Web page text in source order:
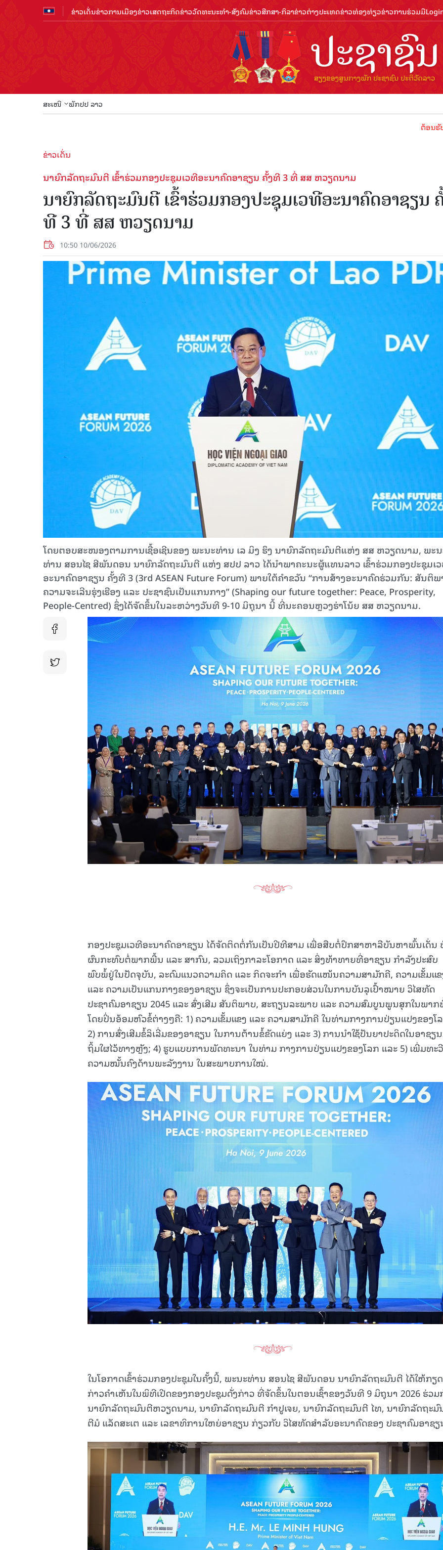
ຂ່າວເດັ່ນຂ່າວການເມືອງຂ່າວເສດຖະກິດຂ່າວວັດທະນະທຳ-ສັງຄົມຂ່າວສືກສາ-ກິລາຂ່າວຕ່າງປະເທດຂ່າວທ່ອງທ່ຽວຂ່າວການຮ່ວມມື
ສະເໜີ ພັກປປ ລາວ
ຕ້ອນຮັບປີທ່ອງທ່ຽວ
ຂ່າວເດັ່ນ
ນາຍົກລັດຖະມົນຕີ ເຂົ້າຮ່ວມກອງປະຊຸມເວທີອະນາຄົດອາຊຽນ ຄັ້ງທີ 3 ທີ່ ສສ ຫວຽດນາມ
ນາຍົກລັດຖະມົນຕີ ເຂົ້າຮ່ວມກອງປະຊຸມເວທີອະນາຄົດອາຊຽນ
ທີ 3 ທີ່ ສສ ຫວຽດນາມ
10:50 10/06/2026
ໂດຍຕອບສະໜອງຕາມການເຊື້ອເຊີນຂອງ ພະນະທ່ານ ເລ ມິງ ຮຶງ ນາຍົກລັດຖະມົນຕີແຫ່ງ ສສ ຫວຽດນາມ, ພະ
ທ່ານ ສອນໄຊ ສີພັນດອນ ນາຍົກລັດຖະມົນຕີ ແຫ່ງ ສປປ ລາວ ໄດ້ນຳພາຄະນະຜູ້ແທນລາວ ເຂົ້າຮ່ວມກອງປະຊຸມເ
ອະນາຄົດອາຊຽນ ຄັ້ງທີ 3 (3rd ASEAN Future Forum) ພາຍໃຕ້ຄໍາຂວັນ “ການສ້າງອະນາຄົດຮ່ວມກັນ: ສັນຕິພ
ຄວາມຈະເລີນຮຸ່ງເຮືອງ ແລະ ປະຊາຊົນເປັນແກນກາງ” (Shaping our future together: Peace, Prosperity,
People-Centred) ຊຶ່ງໄດ້ຈັດຂຶ້ນໃນລະຫວ່າງວັນທີ 9-10 ມິຖຸນາ ນີ້ ທີ່ນະຄອນຫຼວງຮ່າໂນ້ຍ ສສ ຫວຽດນາມ.
ກອງປະຊຸມເວທີອະນາຄົດອາຊຽນ ໄດ້ຈັດຕິດຕໍ່ກັນເປັນປີທີສາມ ເພື່ອສືບຕໍ່ປຶກສາຫາລືບັນຫາພົ້ນເດັ່ນ
ຜົນກະທົບຕໍ່ພາກພື້ນ ແລະ ສາກົນ, ລວມເຖິງກາລະໂອກາດ ແລະ ສິ່ງທ້າທາຍທີ່ອາຊຽນ ກຳລັງປະສົບ
ພົບພໍ້ຢູ່ໃນປັດຈຸບັນ, ລະດົມແນວຄວາມຄິດ ແລະ ກິດຈະກຳ ເພື່ອຮັດແໜ້ນຄວາມສາມັກຄີ, ຄວາມເຂັ້ມແ
ແລະ ຄວາມເປັນແກນກາງຂອງອາຊຽນ ຊຶ່ງຈະເປັນການປະກອບສ່ວນໃນການບັນລຸເປົ້າໝາຍ ວິໄສທັດ
ປະຊາຄົມອາຊຽນ 2045 ແລະ ສົ່ງເສີມ ສັນຕິພາບ, ສະຖຽນລະພາບ ແລະ ຄວາມສົມບູນພູນສຸກໃນພາ
ໂດຍປິ່ນອ້ອມຫົວຂໍ້ຕ່າງໆຄື: 1) ຄວາມເຂັ້ມແຂງ ແລະ ຄວາມສາມັກຄີ ໃນທ່າມກາງການປ່ຽນແປງຂອງໂ
2) ການສົ່ງເສີມຂໍ້ລິເລີ່ມຂອງອາຊຽນ ໃນການຕ້ານຂໍ້ຂັດແຍ່ງ ແລະ 3) ການນຳໃຊ້ປັນຍາປະດິດໃນອາຊຽ
ຖິ້ມໃຜໄວ້ທາງຫຼັງ; 4) ຮູບແບບການພັດທະນາ ໃນທ່າມ ກາງການປ່ຽນແປງຂອງໂລກ ແລະ 5) ເພີ່ມທະວີ
ຄວາມໝັ້ນຄົງດ້ານພະລັງງານ ໃນສະພາບການໃໝ່.
ໃນໂອກາດເຂົ້າຮ່ວມກອງປະຊຸມໃນຄັ້ງນີ້, ພະນະທ່ານ ສອນໄຊ ສີພັນດອນ ນາຍົກລັດຖະມົນຕີ ໄດ້ໃຫ້ກຽດ
ກ່າວຄໍາເຫັນໃນພິທີເປີດຂອງກອງປະຊຸມດັ່ງກ່າວ ທີ່ຈັດຂຶ້ນໃນຕອນເຊົ້າຂອງວັນທີ 9 ມິຖຸນາ 2026 ຮ່ວມ
ນາຍົກລັດຖະມົນຕີຫວຽດນາມ, ນາຍົກລັດຖະມົນຕີ ກຳປູເຈຍ, ນາຍົກລັດຖະມົນຕີ ໄທ, ນາຍົກລັດຖະມົ
ຕີມໍ ແລັດສະເຕ ແລະ ເລຂາທິການໃຫຍ່ອາຊຽນ ກ່ຽວກັບ ວິໄສທັດສຳລັບອະນາຄົດຂອງ ປະຊາຄົມອາຊຽ
15.040(07-08-2026)